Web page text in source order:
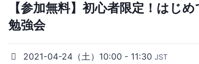
【参加無料】初心者限定！はじ
勉強会
2021-04-24（土）10:00 - 11:30 JST